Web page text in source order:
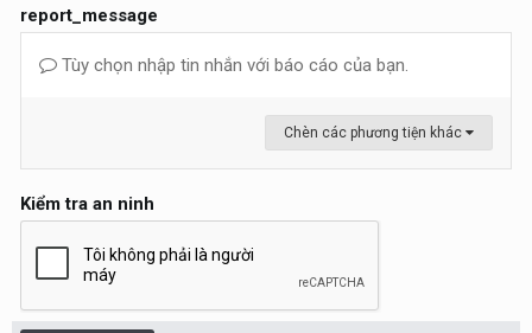
report_message
Tùy chọn nhập tin nhắn với báo cáo của bạn.
Chèn các phương tiện khác
Kiểm tra an ninh